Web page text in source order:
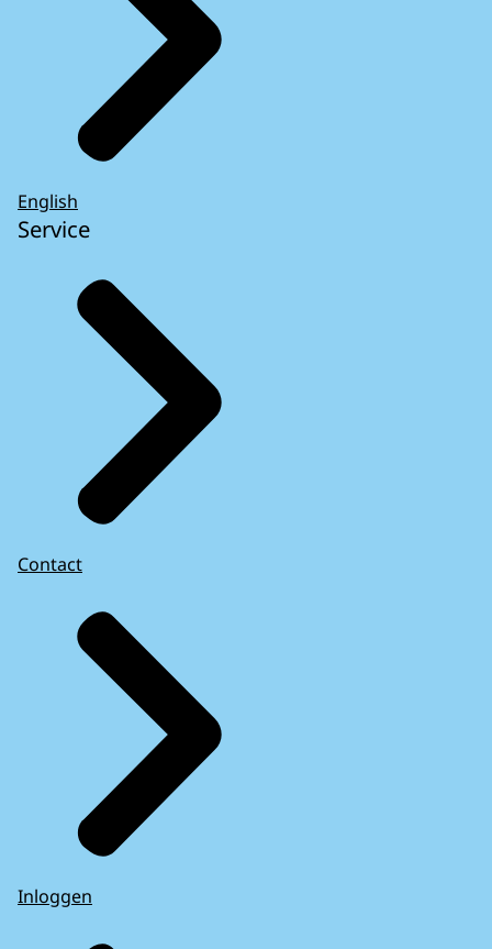
English
Service
Contact
Inloggen